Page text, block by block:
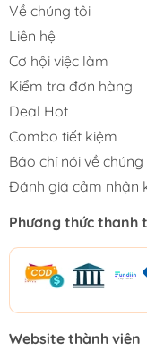
Về chúng tôi
Liên hệ
Cơ hội việc làm
Kiểm tra đơn hàng
Deal Hot
Combo tiết kiệm
Báo chí nói về
Đánh giá cảm nhận
Phương thức thanh
Website thành viên